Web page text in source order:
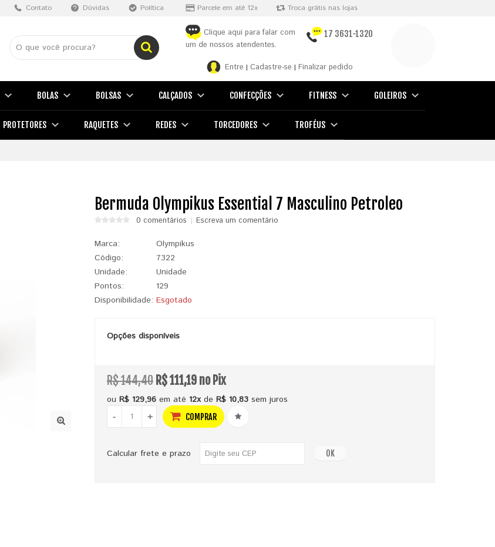
Contato Dúvidas Política Parcele em até 12x Troca grátis nas lojas
Clique aqui para falar com
um de nossos atendentes.
17 3631-1320
Entre | Cadastre-se | Finalizar pedido
BOLAS BOLSAS CALÇADOS CONFECÇÕES FITNESS GOLEIROS
PROTETORES RAQUETES REDES TORCEDORES TROFÉUS
Bermuda Olympikus Essential 7 Masculino Petroleo
0 comentários Escreva um comentário
Marca:
Olympikus
Código:
7322
Unidade:
Unidade
Pontos:
129
Disponibilidade: Esgotado
Opções disponíveis
R$ 144,40 R$ 111,19 no Pix
ou R$ 129,96em até 12xde R$ 10,83sem juros
-
+ COMPRAR
Calcular frete e prazo OK